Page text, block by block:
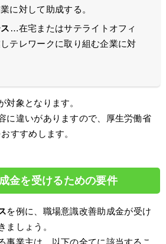
に対して助成する。
…在宅またはサテライトオフィ
テレワークに取り組む企業に対
対象となります。
に違いがありますので、厚生労働省
すすめします。
金を受けるための要件
を例に、職場意識改善助成金が受け
ましょう。